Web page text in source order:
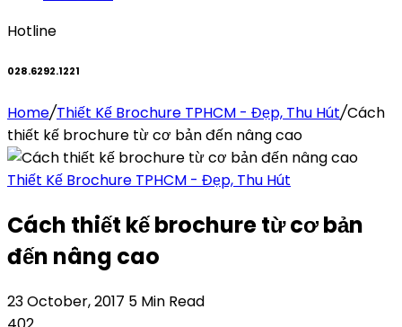
Hotline
028.6292.1221
Home/Thiết Kế Brochure TPHCM - Đẹp, Thu Hút/Cách
thiết kế brochure từ cơ bản đến nâng cao
Thiết Kế Brochure TPHCM - Đẹp, Thu Hút
Cách thiết kế brochure từ cơ bản
đến nâng cao
23 October, 2017 5 Min Read